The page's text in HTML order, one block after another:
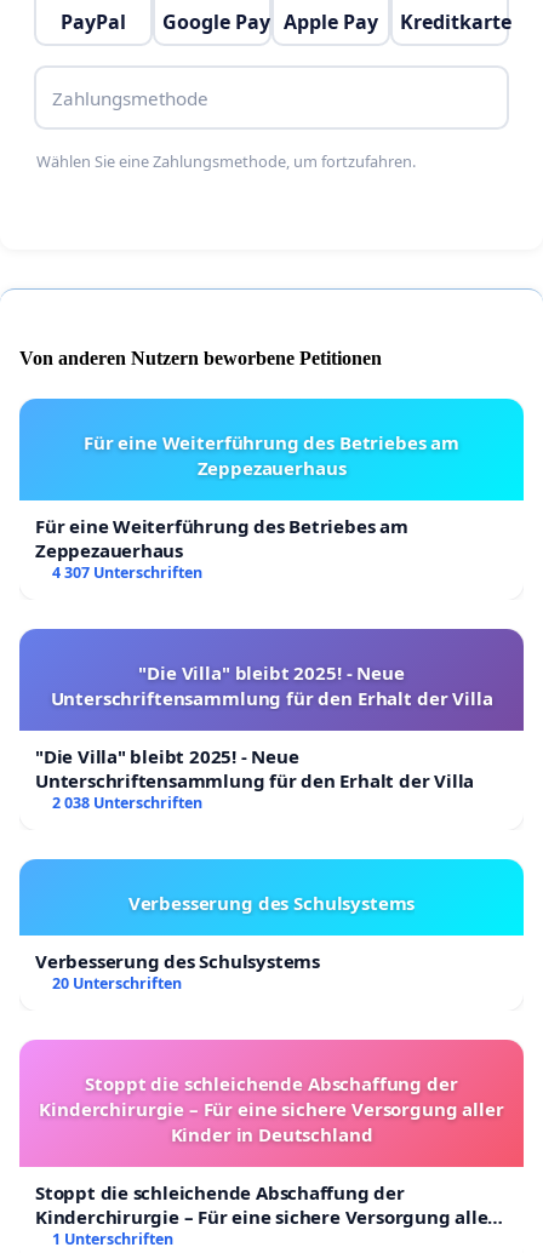
PayPal Google Pay Apple Pay Kreditkarte
Zahlungsmethode
Wählen Sie eine Zahlungsmethode, um fortzufahren.
Von anderen Nutzern beworbene Petitionen
Für eine Weiterführung des Betriebes am
Zeppezauerhaus
Für eine Weiterführung des Betriebes am
Zeppezauerhaus
4 307 Unterschriften
"Die Villa" bleibt 2025! - Neue
Unterschriftensammlung für den Erhalt der Villa
"Die Villa" bleibt 2025! - Neue
Unterschriftensammlung für den Erhalt der Villa
2 038 Unterschriften
Verbesserung des Schulsystems
Verbesserung des Schulsystems
20 Unterschriften
Stoppt die schleichende Abschaffung der
Kinderchirurgie – Für eine sichere Versorgung aller
Kinder in Deutschland
Stoppt die schleichende Abschaffung der
Kinderchirurgie – Für eine sichere Versorgung aller
Kinder in Deutschland
1 Unterschriften